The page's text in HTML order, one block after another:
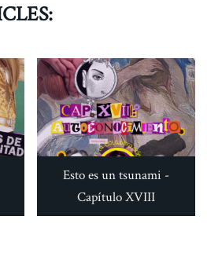
Esto es un tsunami -
Capítulo XVIII